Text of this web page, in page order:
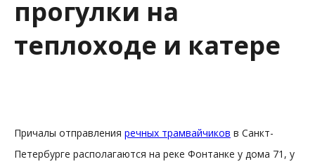
прогулки на
теплоходе и катере
Причалы отправления речных трамвайчиков в Санкт-
Петербурге располагаются на реке Фонтанке у дома 71, у